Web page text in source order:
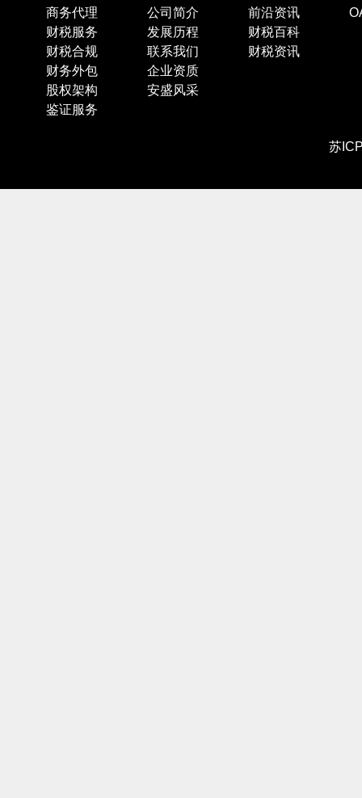
商务代理
财税服务
财税合规
财务外包
股权架构
鉴证服务
公司简介
发展历程
联系我们
企业资质
安盛风采
前沿资讯
财税百科
财税资讯
苏